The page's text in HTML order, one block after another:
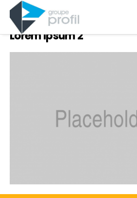
Lorem ipsum 2